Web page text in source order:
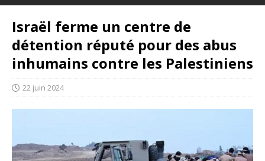
Israël ferme un centre de
détention réputé pour des abus
inhumains contre les Palestiniens
22 juin 2024